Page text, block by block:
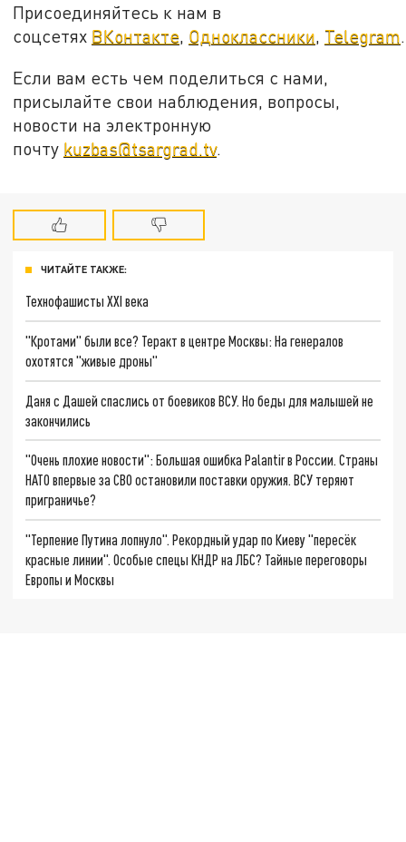
Присоединяйтесь к нам в
соцсетях ВКонтакте, Одноклассники, Telegram.
Если вам есть чем поделиться с нами,
присылайте свои наблюдения, вопросы,
новости на электронную
почту kuzbas@tsargrad.tv.
ЧИТАЙТЕ ТАКЖЕ:
Технофашисты XXI века
"Кротами" были все? Теракт в центре Москвы: На генералов
охотятся "живые дроны"
Даня с Дашей спаслись от боевиков ВСУ. Но беды для малышей не
закончились
"Очень плохие новости": Большая ошибка Palantir в России. Страны
НАТО впервые за СВО остановили поставки оружия. ВСУ теряют
приграничье?
"Терпение Путина лопнуло". Рекордный удар по Киеву "пересёк
красные линии". Особые спецы КНДР на ЛБС? Тайные переговоры
Европы и Москвы